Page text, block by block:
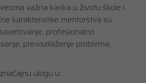
važna karika u životu škole i
karakteristike mentorstva su:
profesionalno
prevazilaženje problema,
ulogu u: